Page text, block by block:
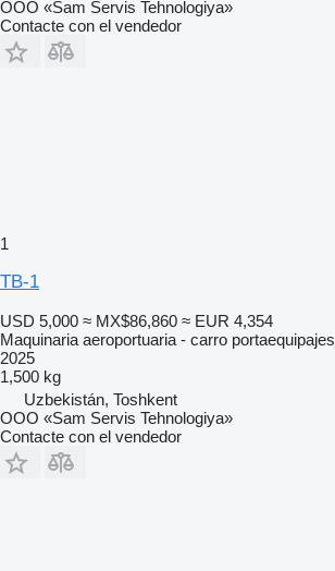
OOO «Sam Servis Tehnologiya»
Contacte con el vendedor
1
TB-1
USD 5,000 ≈ MX$86,860 ≈ EUR 4,354
Maquinaria aeroportuaria - carro portaequipajes
2025
1,500 kg
Uzbekistán, Toshkent
OOO «Sam Servis Tehnologiya»
Contacte con el vendedor